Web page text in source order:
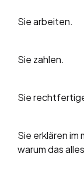
Sie arbeiten.
Sie zahlen.
Sie
Sie erklären im
warum das